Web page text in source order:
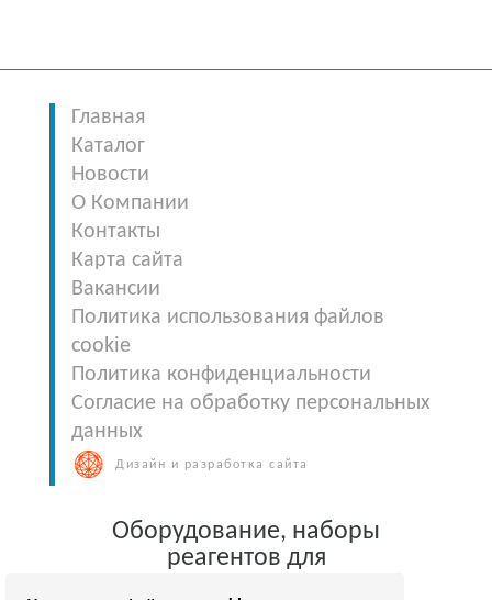
Главная
Каталог
Новости
О Компании
Контакты
Карта сайта
Вакансии
Политика использования файлов
cookie
Политика конфиденциальности
Согласие на обработку персональных
данных
Дизайн и разработка сайта
Оборудование, наборы
реагентов для